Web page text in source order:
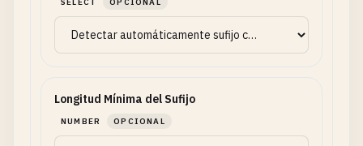
Longitud Mínima del Sufijo
NUMBER OPCIONAL